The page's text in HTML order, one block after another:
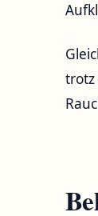
trotz